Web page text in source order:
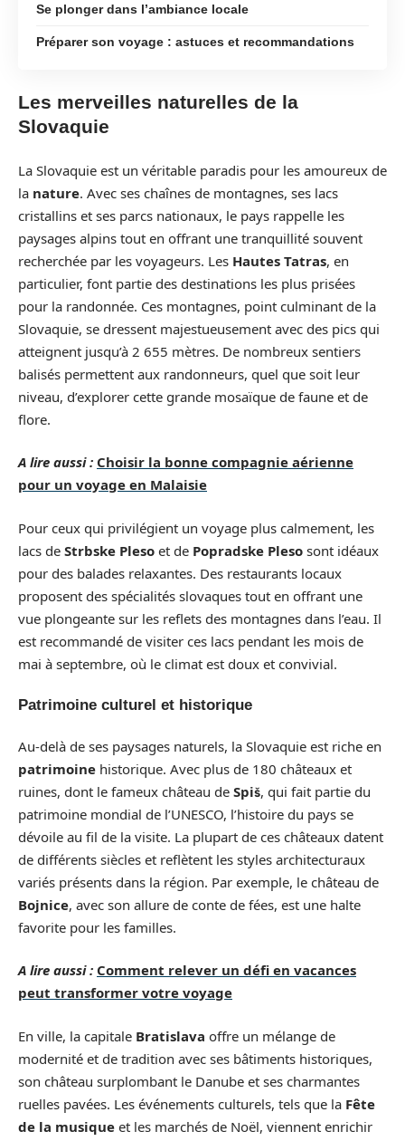
Se plonger dans l’ambiance locale
Préparer son voyage : astuces et recommandations
Les merveilles naturelles de la
Slovaquie
La Slovaquie est un véritable paradis pour les amoureux de
la nature. Avec ses chaînes de montagnes, ses lacs
cristallins et ses parcs nationaux, le pays rappelle les
paysages alpins tout en offrant une tranquillité souvent
recherchée par les voyageurs. Les Hautes Tatras, en
particulier, font partie des destinations les plus prisées
pour la randonnée. Ces montagnes, point culminant de la
Slovaquie, se dressent majestueusement avec des pics qui
atteignent jusqu’à 2 655 mètres. De nombreux sentiers
balisés permettent aux randonneurs, quel que soit leur
niveau, d’explorer cette grande mosaïque de faune et de
flore.
A lire aussi : Choisir la bonne compagnie aérienne
pour un voyage en Malaisie
Pour ceux qui privilégient un voyage plus calmement, les
lacs de Strbske Pleso et de Popradske Pleso sont idéaux
pour des balades relaxantes. Des restaurants locaux
proposent des spécialités slovaques tout en offrant une
vue plongeante sur les reflets des montagnes dans l’eau. Il
est recommandé de visiter ces lacs pendant les mois de
mai à septembre, où le climat est doux et convivial.
Patrimoine culturel et historique
Au-delà de ses paysages naturels, la Slovaquie est riche en
patrimoine historique. Avec plus de 180 châteaux et
ruines, dont le fameux château de Spiš, qui fait partie du
patrimoine mondial de l’UNESCO, l’histoire du pays se
dévoile au fil de la visite. La plupart de ces châteaux datent
de différents siècles et reflètent les styles architecturaux
variés présents dans la région. Par exemple, le château de
Bojnice, avec son allure de conte de fées, est une halte
favorite pour les familles.
A lire aussi : Comment relever un défi en vacances
peut transformer votre voyage
En ville, la capitale Bratislava offre un mélange de
modernité et de tradition avec ses bâtiments historiques,
son château surplombant le Danube et ses charmantes
ruelles pavées. Les événements culturels, tels que la Fête
de la musique et les marchés de Noël, viennent enrichir